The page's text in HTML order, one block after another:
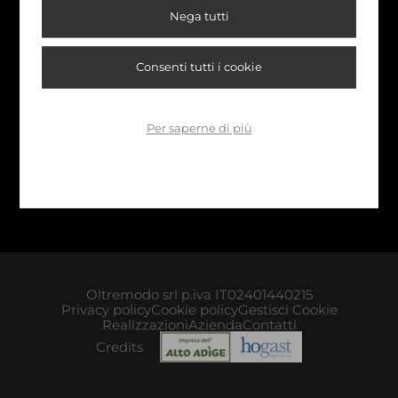
Paradies*** Tires (BZ)
Post Sopra Bolzano (BZ)
Rentschnerhof
Oltremodo srl p.iva IT02401440215
Privacy policyCookie policyGestisci Cookie
RealizzazioniAziendaContatti
Credits
Nega tutti
Consenti tutti i cookie
Per saperne di più